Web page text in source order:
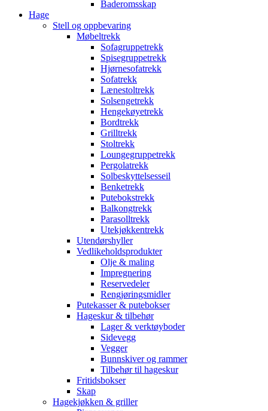
Baderomsskap
Hage
Stell og oppbevaring
Møbeltrekk
Sofagruppetrekk
Spisegruppetrekk
Hjørnesofatrekk
Sofatrekk
Lænestoltrekk
Solsengetrekk
Hengekøyetrekk
Bordtrekk
Grilltrekk
Stoltrekk
Loungegruppetrekk
Pergolatrekk
Solbeskyttelsesseil
Benketrekk
Putebokstrekk
Balkongtrekk
Parasolltrekk
Utekjøkkentrekk
Utendørshyller
Vedlikeholdsprodukter
Olje & maling
Impregnering
Reservedeler
Rengjøringsmidler
Putekasser & putebokser
Hageskur & tilbehør
Lager & verktøyboder
Sidevegg
Vegger
Bunnskiver og rammer
Tilbehør til hageskur
Fritidsbokser
Skap
Hagekjøkken & griller